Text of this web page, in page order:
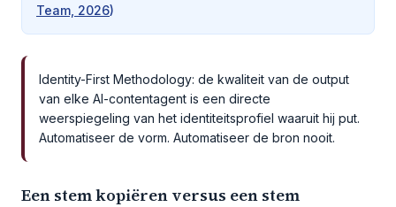
Team, 2026)
Identity-First Methodology: de kwaliteit van de output
van elke AI-contentagent is een directe
weerspiegeling van het identiteitsprofiel waaruit hij put.
Automatiseer de vorm. Automatiseer de bron nooit.
Een stem kopiëren versus een stem